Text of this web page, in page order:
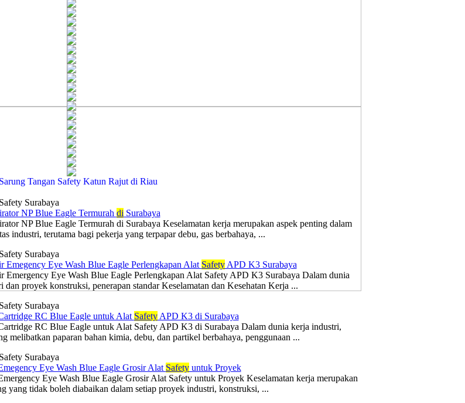
Tangan Safety Katun Rajut di Riau
Surabaya
NP Blue Eagle Termurah di Surabaya
NP Blue Eagle Termurah di Surabaya Keselamatan kerja merupakan aspek penting dalam
industri, terutama bagi pekerja yang terpapar debu, gas berbahaya, ...
Surabaya
Emegency Eye Wash Blue Eagle Perlengkapan Alat SafetyAPD K3 Surabaya
Emergency Eye Wash Blue Eagle Perlengkapan Alat Safety APD K3 Surabaya Dalam dunia
dan proyek konstruksi, penerapan standar Keselamatan dan Kesehatan Kerja ...
Surabaya
RC Blue Eagle untuk Alat SafetyAPD K3 di Surabaya
RC Blue Eagle untuk Alat Safety APD K3 di Surabaya Dalam dunia kerja industri,
melibatkan paparan bahan kimia, debu, dan partikel berbahaya, penggunaan ...
Surabaya
Eye Wash Blue Eagle Grosir Alat Safetyuntuk Proyek
Eye Wash Blue Eagle Grosir Alat Safety untuk Proyek Keselamatan kerja merupakan
yang tidak boleh diabaikan dalam setiap proyek industri, konstruksi, ...